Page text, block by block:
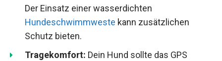
Der Einsatz einer wasserdichten
Hundeschwimmweste kann zusätzlichen
Schutz bieten.
Tragekomfort: Dein Hund sollte das GPS